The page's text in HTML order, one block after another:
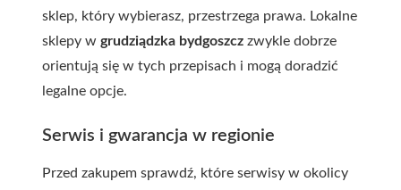
sklep, który wybierasz, przestrzega prawa. Lokalne
sklepy w grudziądzka bydgoszcz zwykle dobrze
orientują się w tych przepisach i mogą doradzić
legalne opcje.
Serwis i gwarancja w regionie
Przed zakupem sprawdź, które serwisy w okolicy